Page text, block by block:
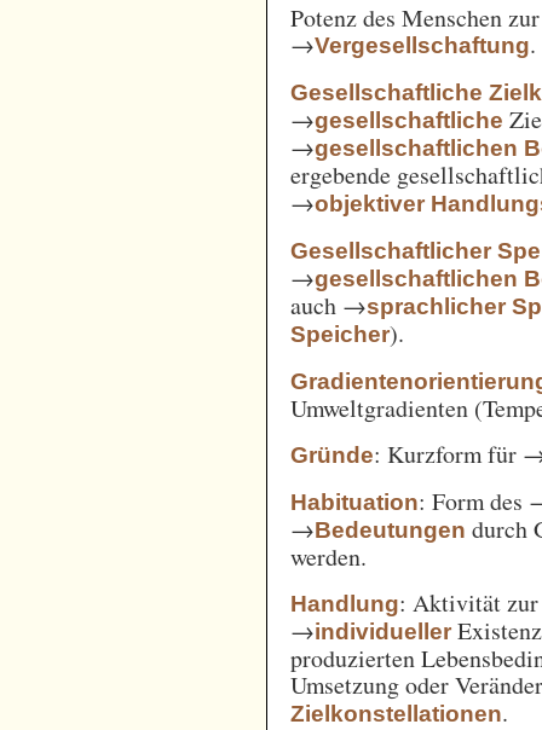
Potenz des Menschen
→Vergesellschaftung.
Gesellschaftliche
→gesellschaftliche
→gesellschaftlichen
ergebende
→objektiver
Gesellschaftlicher
→gesellschaftlichen
auch →sprachlicher
Speicher).
Umweltgradienten
Gründe: Kurzform für
Habituation: Form des
→Bedeutungen durch
werden.
Handlung: Aktivität zur
→individueller
produzierten
Umsetzung oder
Zielkonstellationen.